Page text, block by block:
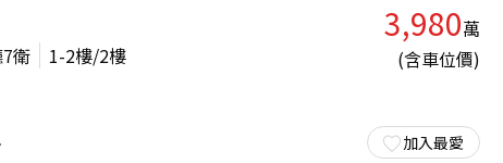
衛 1-2樓/2樓
3,980萬
(含車位價)
加入最愛